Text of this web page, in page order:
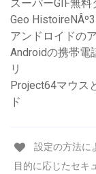
スーパーGIF無料
Geo
アンドロイドの
Androidの携帯電
リ
Project64マウス
ド
設定の方法に
目的に応じたセキ